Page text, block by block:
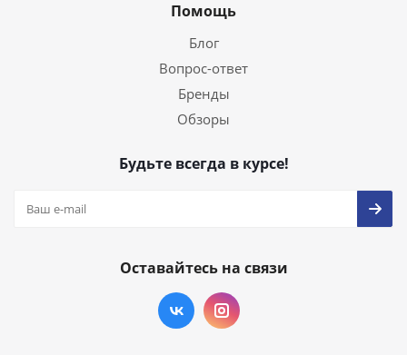
Помощь
Блог
Вопрос-ответ
Бренды
Обзоры
Будьте всегда в курсе!
Оставайтесь на связи